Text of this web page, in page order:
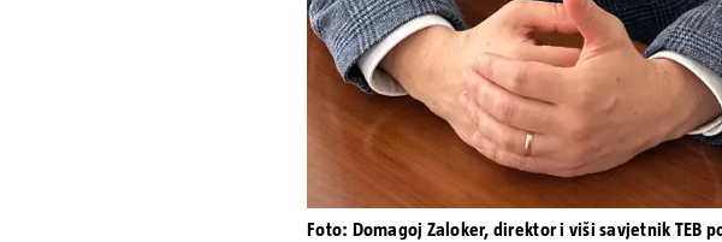
Foto: Domagoj Zaloker, direktor i viši savjetnik TEB